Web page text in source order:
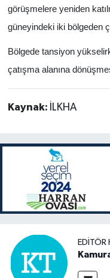
görüşmelere yeniden
güneyindeki iki bölgeden
Bölgede tansiyon
çatışma alanına
Kaynak: İLKHA
EDITÖR